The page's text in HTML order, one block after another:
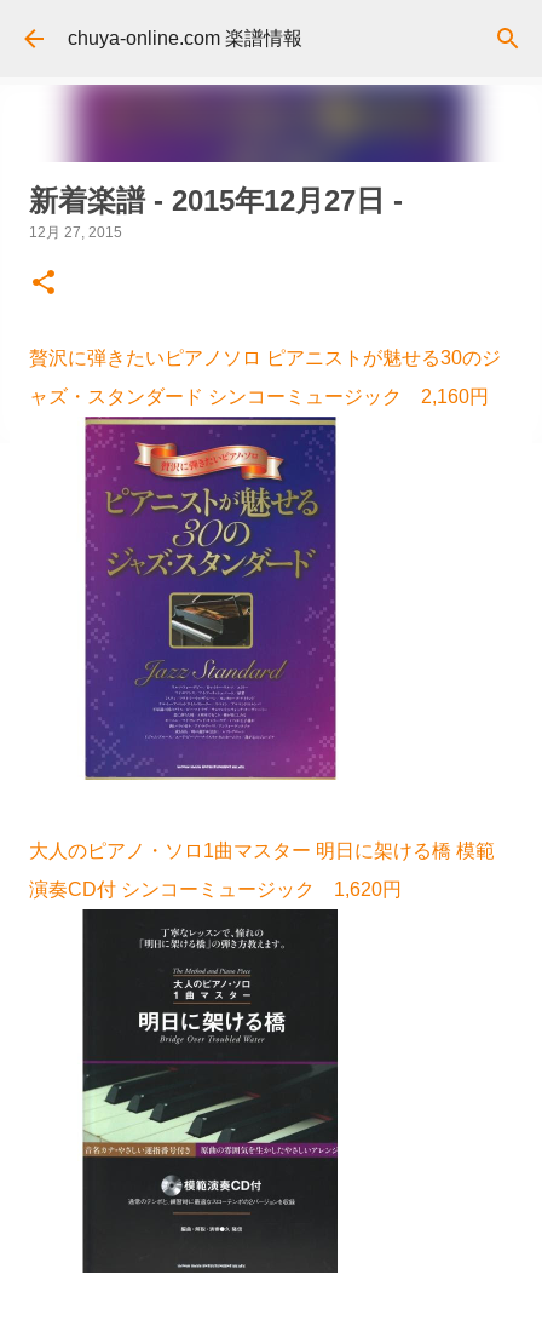
スキップしてメイン コンテンツに移動
chuya-online.com 楽譜情報
新着楽譜 - 2015年12月27日 -
12月 27, 2015
贅沢に弾きたいピアノソロ ピアニストが魅せる30のジ
ャズ・スタンダード シンコーミュージック 2,160円
大人のピアノ・ソロ1曲マスター 明日に架ける橋 模範
演奏CD付 シンコーミュージック 1,620円